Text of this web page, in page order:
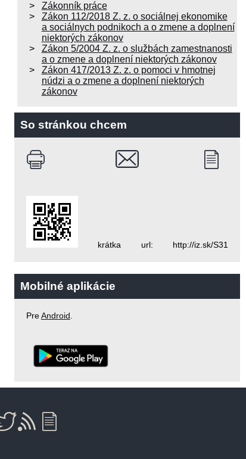
Zákonník práce
Zákon 112/2018 Z. z. o sociálnej ekonomike
a sociálnych podnikoch a o zmene a doplnení
niektorých zákonov
Zákon 5/2004 Z. z. o službách zamestnanosti
a o zmene a doplnení niektorých zákonov
Zákon 417/2013 Z. z. o pomoci v hmotnej
núdzi a o zmene a doplnení niektorých
zákonov
So stránkou chcem
krátka url: http://iz.sk/S31
Mobilné aplikácie
PreAndroid